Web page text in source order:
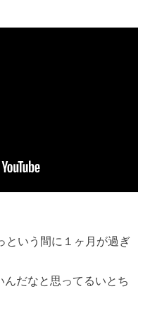
という間に１ヶ月が過ぎ
んだなと思ってるいとち